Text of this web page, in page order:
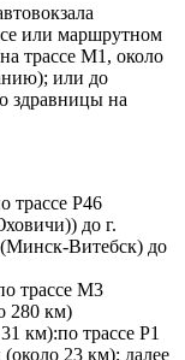
или маршрутном
трассе М1, около
или до
здравницы на
трассе Р46
до г.
Витебск) до
трассе М3
280 км)
км):по трассе Р1
23 км); далее